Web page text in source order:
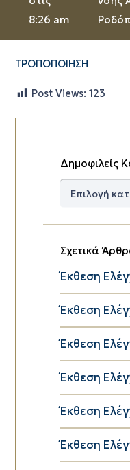
8:26 am
ΤΡΟΠΟΠΟΙΗΣΗ
Post Views: 123
Δημοφιλείς
Δημοφιλείς
Σχετικά
Έκθεση
Έκθεση
Έκθεση
Έκθεση
Έκθεση
Έκθεση